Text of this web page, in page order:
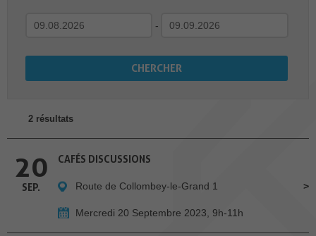
-
2 résultats
20
SEP.
CAFÉS DISCUSSIONS
Route de Collombey-le-Grand 1
Mercredi 20 Septembre 2023, 9h-11h